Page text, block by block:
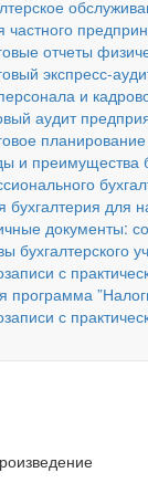
частного
отчеты
экспресс-
и
аудит
и преимущества
бухгалтерия для
документы:
бухгалтерского
с
программа
с